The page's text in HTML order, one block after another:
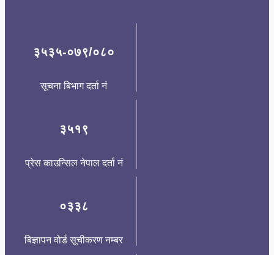
३५३५-०७९/०८०
सूचना बिभाग दर्ता नं
३५१९
प्रेस काउन्सिल नेपाल दर्ता नं
०३३८
बिज्ञापन वोर्ड सूचीकरण नम्बर